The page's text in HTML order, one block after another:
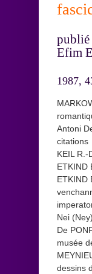
publié
Efim
1987,
Antoni
citations
KEIL R.-
ETKIND
ETKIND
Nei
De
musée
dessins